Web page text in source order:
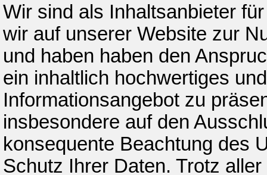
Wir sind als Inhaltsanbieter
wir auf unserer Website zur
und haben haben den
ein inhaltlich hochwertiges
Informationsangebot zu
insbesondere auf den
konsequente Beachtung des
Schutz Ihrer Daten. Trotz